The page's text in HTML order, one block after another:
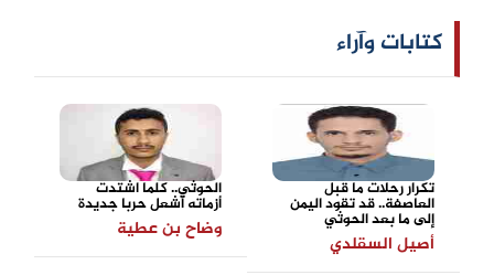
كتابات وآراء
تكرار رحلات ما قبل
العاصفة.. قد تقود اليمن
إلى ما بعد الحوثي
أصيل السقلدي
الحوثي.. كلما اشتدت
أزماته أشعل حربا جديدة
وضاح بن عطية